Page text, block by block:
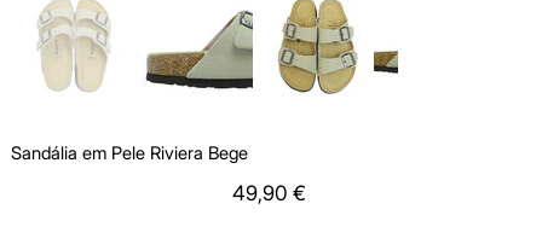
Sandália em Pele Riviera Bege
Price
49,90 €